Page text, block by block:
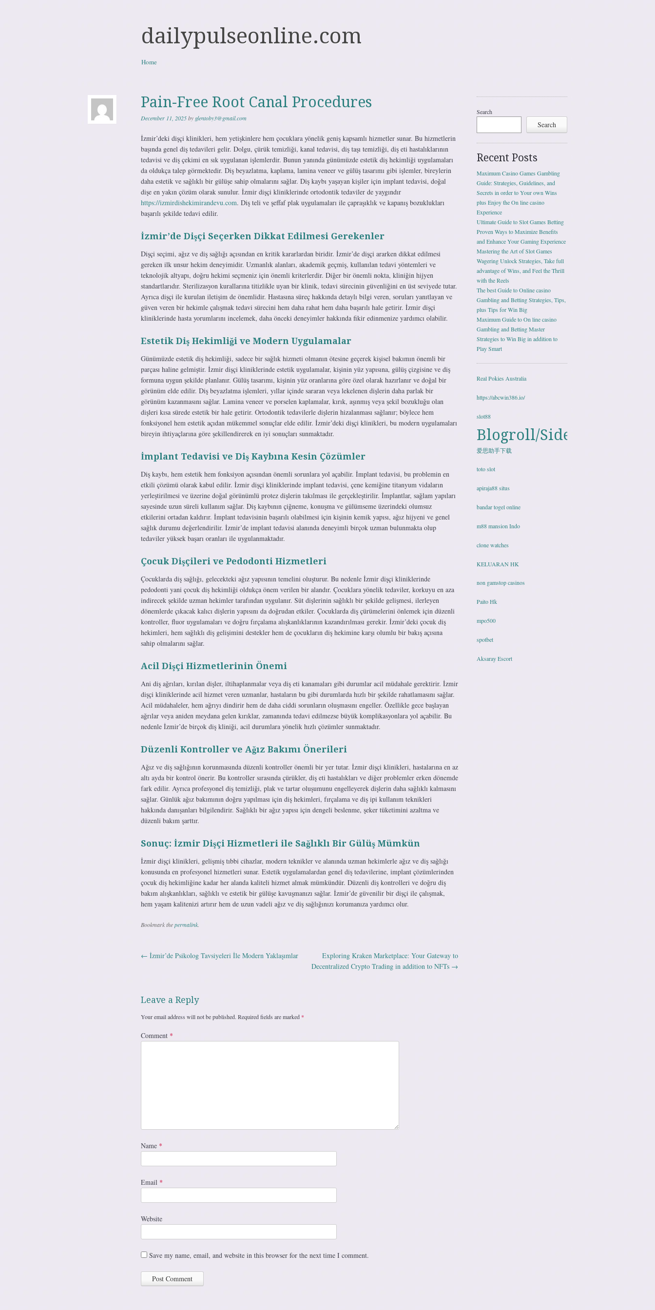
dailypulseonline.com
Menu
Skip to content
Home
Pain-Free Root Canal Procedures
December 11, 2025by glentoby3@gmail.com
İzmir’deki dişçi klinikleri, hem yetişkinlere hem çocuklara yönelik geniş kapsamlı hizmetler sunar. Bu hizmetlerin
başında genel diş tedavileri gelir. Dolgu, çürük temizliği, kanal tedavisi, diş taşı temizliği, diş eti hastalıklarının
tedavisi ve diş çekimi en sık uygulanan işlemlerdir. Bunun yanında günümüzde estetik diş hekimliği uygulamaları
da oldukça talep görmektedir. Diş beyazlatma, kaplama, lamina veneer ve gülüş tasarımı gibi işlemler, bireylerin
daha estetik ve sağlıklı bir gülüşe sahip olmalarını sağlar. Diş kaybı yaşayan kişiler için implant tedavisi, doğal
dişe en yakın çözüm olarak sunulur. İzmir dişçi kliniklerinde ortodontik tedaviler de yaygındır
https://izmirdishekimirandevu.com. Diş teli ve şeffaf plak uygulamaları ile çapraşıklık ve kapanış bozuklukları
başarılı şekilde tedavi edilir.
İzmir’de Dişçi Seçerken Dikkat Edilmesi Gerekenler
Dişçi seçimi, ağız ve diş sağlığı açısından en kritik kararlardan biridir. İzmir’de dişçi ararken dikkat edilmesi
gereken ilk unsur hekim deneyimidir. Uzmanlık alanları, akademik geçmiş, kullanılan tedavi yöntemleri ve
teknolojik altyapı, doğru hekimi seçmeniz için önemli kriterlerdir. Diğer bir önemli nokta, kliniğin hijyen
standartlarıdır. Sterilizasyon kurallarına titizlikle uyan bir klinik, tedavi sürecinin güvenliğini en üst seviyede tutar.
Ayrıca dişçi ile kurulan iletişim de önemlidir. Hastasına süreç hakkında detaylı bilgi veren, soruları yanıtlayan ve
güven veren bir hekimle çalışmak tedavi sürecini hem daha rahat hem daha başarılı hale getirir. İzmir dişçi
kliniklerinde hasta yorumlarını incelemek, daha önceki deneyimler hakkında fikir edinmenize yardımcı olabilir.
Estetik Diş Hekimliği ve Modern Uygulamalar
Günümüzde estetik diş hekimliği, sadece bir sağlık hizmeti olmanın ötesine geçerek kişisel bakımın önemli bir
parçası haline gelmiştir. İzmir dişçi kliniklerinde estetik uygulamalar, kişinin yüz yapısına, gülüş çizgisine ve diş
formuna uygun şekilde planlanır. Gülüş tasarımı, kişinin yüz oranlarına göre özel olarak hazırlanır ve doğal bir
görünüm elde edilir. Diş beyazlatma işlemleri, yıllar içinde sararan veya lekelenen dişlerin daha parlak bir
görünüm kazanmasını sağlar. Lamina veneer ve porselen kaplamalar, kırık, aşınmış veya şekil bozukluğu olan
dişleri kısa sürede estetik bir hale getirir. Ortodontik tedavilerle dişlerin hizalanması sağlanır; böylece hem
fonksiyonel hem estetik açıdan mükemmel sonuçlar elde edilir. İzmir’deki dişçi klinikleri, bu modern uygulamaları
bireyin ihtiyaçlarına göre şekillendirerek en iyi sonuçları sunmaktadır.
İmplant Tedavisi ve Diş Kaybına Kesin Çözümler
Diş kaybı, hem estetik hem fonksiyon açısından önemli sorunlara yol açabilir. İmplant tedavisi, bu problemin en
etkili çözümü olarak kabul edilir. İzmir dişçi kliniklerinde implant tedavisi, çene kemiğine titanyum vidaların
yerleştirilmesi ve üzerine doğal görünümlü protez dişlerin takılması ile gerçekleştirilir. İmplantlar, sağlam yapıları
sayesinde uzun süreli kullanım sağlar. Diş kaybının çiğneme, konuşma ve gülümseme üzerindeki olumsuz
etkilerini ortadan kaldırır. İmplant tedavisinin başarılı olabilmesi için kişinin kemik yapısı, ağız hijyeni ve genel
sağlık durumu değerlendirilir. İzmir’de implant tedavisi alanında deneyimli birçok uzman bulunmakta olup
tedaviler yüksek başarı oranları ile uygulanmaktadır.
Çocuk Dişçileri ve Pedodonti Hizmetleri
Çocuklarda diş sağlığı, gelecekteki ağız yapısının temelini oluşturur. Bu nedenle İzmir dişçi kliniklerinde
pedodonti yani çocuk diş hekimliği oldukça önem verilen bir alandır. Çocuklara yönelik tedaviler, korkuyu en aza
indirecek şekilde uzman hekimler tarafından uygulanır. Süt dişlerinin sağlıklı bir şekilde gelişmesi, ilerleyen
dönemlerde çıkacak kalıcı dişlerin yapısını da doğrudan etkiler. Çocuklarda diş çürümelerini önlemek için düzenli
kontroller, fluor uygulamaları ve doğru fırçalama alışkanlıklarının kazandırılması gerekir. İzmir’deki çocuk diş
hekimleri, hem sağlıklı diş gelişimini destekler hem de çocukların diş hekimine karşı olumlu bir bakış açısına
sahip olmalarını sağlar.
Acil Dişçi Hizmetlerinin Önemi
Ani diş ağrıları, kırılan dişler, iltihaplanmalar veya diş eti kanamaları gibi durumlar acil müdahale gerektirir. İzmir
dişçi kliniklerinde acil hizmet veren uzmanlar, hastaların bu gibi durumlarda hızlı bir şekilde rahatlamasını sağlar.
Acil müdahaleler, hem ağrıyı dindirir hem de daha ciddi sorunların oluşmasını engeller. Özellikle gece başlayan
ağrılar veya aniden meydana gelen kırıklar, zamanında tedavi edilmezse büyük komplikasyonlara yol açabilir. Bu
nedenle İzmir’de birçok diş kliniği, acil durumlara yönelik hızlı çözümler sunmaktadır.
Düzenli Kontroller ve Ağız Bakımı Önerileri
Ağız ve diş sağlığının korunmasında düzenli kontroller önemli bir yer tutar. İzmir dişçi klinikleri, hastalarına en az
altı ayda bir kontrol önerir. Bu kontroller sırasında çürükler, diş eti hastalıkları ve diğer problemler erken dönemde
fark edilir. Ayrıca profesyonel diş temizliği, plak ve tartar oluşumunu engelleyerek dişlerin daha sağlıklı kalmasını
sağlar. Günlük ağız bakımının doğru yapılması için diş hekimleri, fırçalama ve diş ipi kullanım teknikleri
hakkında danışanları bilgilendirir. Sağlıklı bir ağız yapısı için dengeli beslenme, şeker tüketimini azaltma ve
düzenli bakım şarttır.
Sonuç: İzmir Dişçi Hizmetleri ile Sağlıklı Bir Gülüş Mümkün
İzmir dişçi klinikleri, gelişmiş tıbbi cihazlar, modern teknikler ve alanında uzman hekimlerle ağız ve diş sağlığı
konusunda en profesyonel hizmetleri sunar. Estetik uygulamalardan genel diş tedavilerine, implant çözümlerinden
çocuk diş hekimliğine kadar her alanda kaliteli hizmet almak mümkündür. Düzenli diş kontrolleri ve doğru diş
bakım alışkanlıkları, sağlıklı ve estetik bir gülüşe kavuşmanızı sağlar. İzmir’de güvenilir bir dişçi ile çalışmak,
hem yaşam kalitenizi artırır hem de uzun vadeli ağız ve diş sağlığınızı korumanıza yardımcı olur.
Bookmark thepermalink.
Post navigation
← İzmir’de Psikolog Tavsiyeleri İle Modern Yaklaşımlar
Exploring Kraken Marketplace: Your Gateway to
Decentralized Crypto Trading in addition to NFTs →
Leave a Reply
Your email address will not be published. Required fields are marked *
Comment *
Name *
Email *
Website
Save my name, email, and website in this browser for the next time I comment.
Search
Search
Recent Posts
Maximum Casino Games Gambling
Guide: Strategies, Guidelines, and
Secrets in order to Your own Wins
plus Enjoy the On line casino
Experience
Ultimate Guide to Slot Games Betting
Proven Ways to Maximize Benefits
and Enhance Your Gaming Experience
Mastering the Art of Slot Games
Wagering Unlock Strategies, Take full
advantage of Wins, and Feel the Thrill
with the Reels
The best Guide to Online casino
Gambling and Betting Strategies, Tips,
plus Tips for Win Big
Maximum Guide to On line casino
Gambling and Betting Master
Strategies to Win Big in addition to
Play Smart
Real Pokies Australia
https://abcwin386.io/
slot88
Blogroll/Sidebar
爱思助手下载
toto slot
apiraja88 situs
bandar togel online
m88 mansion Indo
clone watches
KELUARAN HK
non gamstop casinos
Paito Hk
mpo500
spotbet
Aksaray Escort